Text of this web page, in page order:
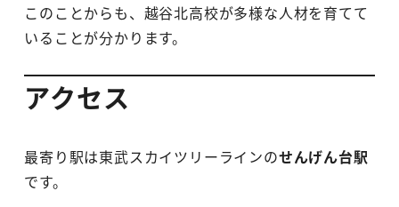
このことからも、越谷北高校が多様な人材を育てて
いることが分かります。
アクセス
最寄り駅は東武スカイツリーラインのせんげん台駅
です。